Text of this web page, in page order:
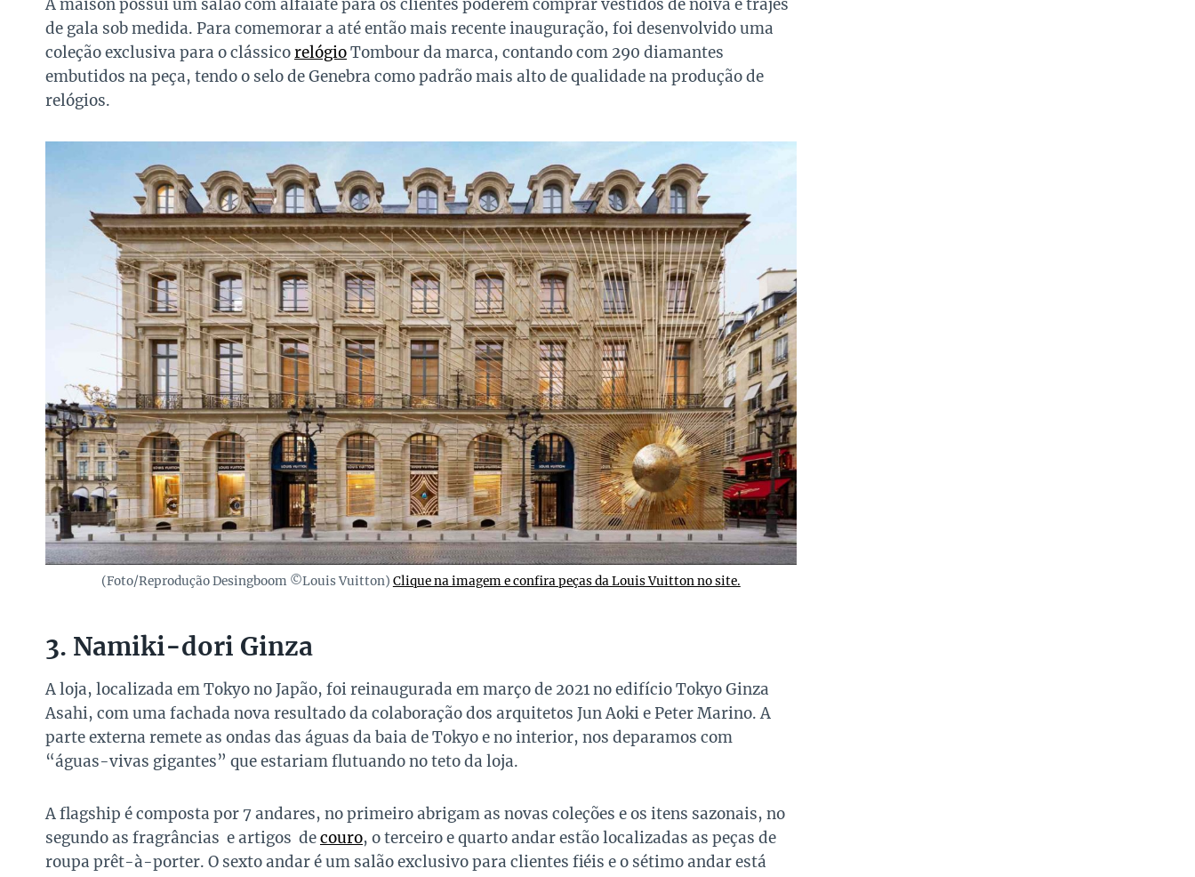
A maison possui um salão com alfaiate para os clientes poderem comprar vestidos de noiva e trajes
de gala sob medida. Para comemorar a até então mais recente inauguração, foi desenvolvido uma
coleção exclusiva para o clássicorelógioTombour da marca, contando com 290 diamantes
embutidos na peça, tendo o selo de Genebra como padrão mais alto de qualidade na produção de
relógios.
(Foto/Reprodução Desingboom ©Louis Vuitton) Clique na imagem e confira peças da Louis Vuitton no site.
3. Namiki-dori Ginza
A loja, localizada em Tokyo no Japão, foi reinaugurada em março de 2021 no edifício Tokyo Ginza
Asahi, com uma fachada nova resultado da colaboração dos arquitetos Jun Aoki e Peter Marino. A
parte externa remete as ondas das águas da baia de Tokyo e no interior, nos deparamos com
“águas-vivas gigantes” que estariam flutuando no teto da loja.
A flagship é composta por 7 andares, no primeiro abrigam as novas coleções e os itens sazonais, no
segundo as fragrâncias e artigos decouro, o terceiro e quarto andar estão localizadas as peças de
roupa prêt-à-porter. O sexto andar é um salão exclusivo para clientes fiéis e o sétimo andar está